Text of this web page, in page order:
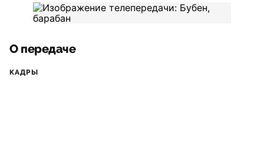
О передаче
КАДРЫ